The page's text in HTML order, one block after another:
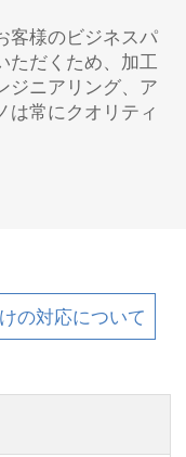
客様のビジネスパ
ただくため、加工
ジニアリング、ア
は常にクオリティ
の対応について